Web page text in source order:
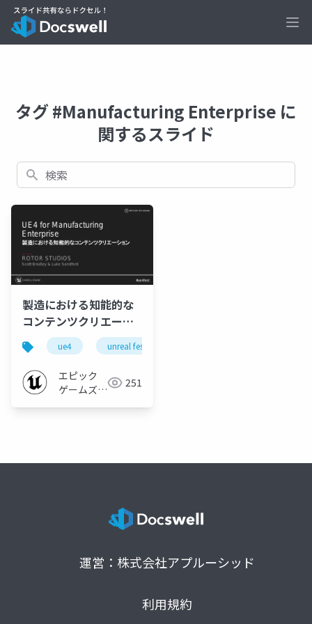
タグ #Manufacturing Enterprise に
関するスライド
検索
製造における知能的な
コンテンツクリエーシ
ョン【UNREAL FEST
EAST 2018】
ue4 unreal fest east 2018
エピック
ゲームズ
251
運営：株式会社アプルーシッド
利用規約